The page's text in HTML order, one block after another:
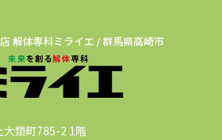
解体専科ミライエ / 群馬県高崎市
大類町785-2 1階